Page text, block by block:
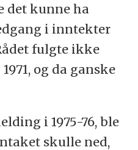
det kunne ha
i inntekter
fulgte ikke
og da ganske
i 1975-76, ble
skulle ned,